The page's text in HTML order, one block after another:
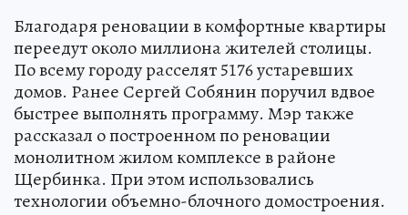
Благодаря реновации в комфортные квартиры
переедут около миллиона жителей столицы.
По всему городу расселят 5176 устаревших
домов. Ранее Сергей Собянин поручил вдвое
быстрее выполнять программу. Мэр также
рассказал о построенном по реновации
монолитном жилом комплексе в районе
Щербинка. При этом использовались
технологии объемно-блочного домостроения.